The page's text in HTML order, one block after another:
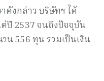
ดังกล่าว บริษัทฯ ได้
ปี 2537 จนถึงปัจจุบัน
น 556 ทุน รวมเป็นเงิน